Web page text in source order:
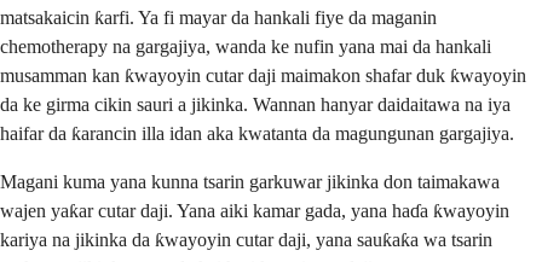
matsakaicin ƙarfi. Ya fi mayar da hankali fiye da maganin
chemotherapy na gargajiya, wanda ke nufin yana mai da hankali
musamman kan ƙwayoyin cutar daji maimakon shafar duk ƙwayoyin
da ke girma cikin sauri a jikinka. Wannan hanyar daidaitawa na iya
haifar da ƙarancin illa idan aka kwatanta da magungunan gargajiya.
Magani kuma yana kunna tsarin garkuwar jikinka don taimakawa
wajen yaƙar cutar daji. Yana aiki kamar gada, yana haɗa ƙwayoyin
kariya na jikinka da ƙwayoyin cutar daji, yana sauƙaƙa wa tsarin